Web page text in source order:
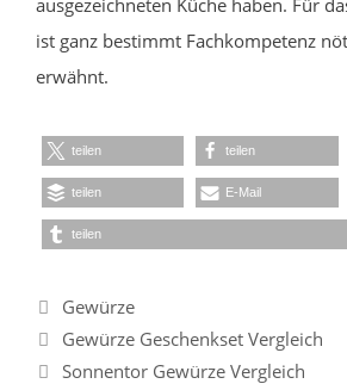
ist ganz bestimmt Fachkompetenz
erwähnt.
teilen teilen
teilen E-Mail
teilen
Kategorien
Gewürze
Gewürze Geschenkset Vergleich
Sonnentor Gewürze Vergleich